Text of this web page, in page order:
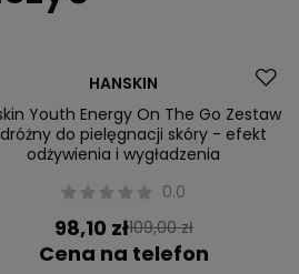
HANSKIN
Youth Energy On The Go Zestaw
do pielęgnacji skóry - efekt
odżywienia i wygładzenia
0.0
98,10 zł109,00 zł
Cena na telefon